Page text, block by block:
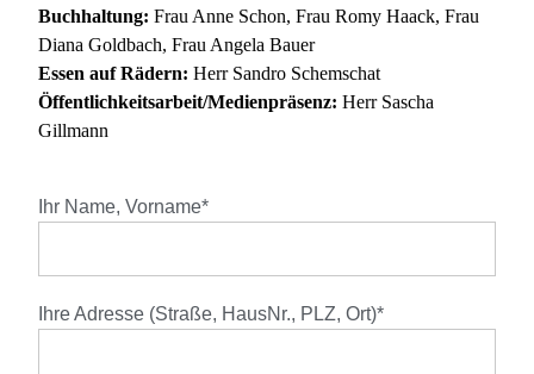
Buchhaltung: Frau Anne Schon, Frau Romy Haack, Frau
Diana Goldbach, Frau Angela Bauer
Essen auf Rädern: Herr Sandro Schemschat
Öffentlichkeitsarbeit/Medienpräsenz: Herr Sascha
Gillmann
Ihr Name, Vorname*
Ihre Adresse (Straße, HausNr., PLZ, Ort)*